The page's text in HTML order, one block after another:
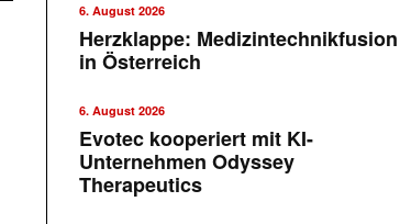
6. August 2026
Herzklappe: Medizintechnikfusion
in Österreich
6. August 2026
Evotec kooperiert mit KI-
Unternehmen Odyssey
Therapeutics